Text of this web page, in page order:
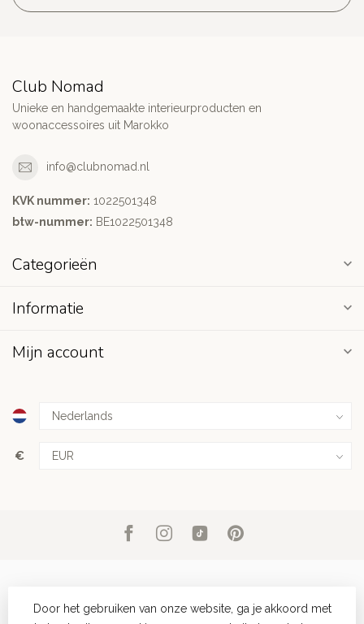
Club Nomad
Unieke en handgemaakte interieurproducten en
woonaccessoires uit Marokko
info@clubnomad.nl
KVK nummer: 1022501348
btw-nummer: BE1022501348
Categorieën
Informatie
Mijn account
€
Door het gebruiken van onze website, ga je akkoord met